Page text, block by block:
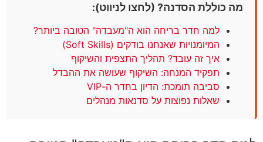
מה כוללת הסדנה? (לחצו לניווט):
למה חדר בריחה הוא ה"מעבדה" הטובה ביותר?
המיומנויות שאנחנו בודקים (Soft Skills)
איך זה עובד? תהליך התצפית והשיקוף
תפקיד המנחה: השיקוף שעושה את ההבדל
סביבה תומכת: הדיון בחדר ה-VIP
שאלות נפוצות על סדנאות מנהלים